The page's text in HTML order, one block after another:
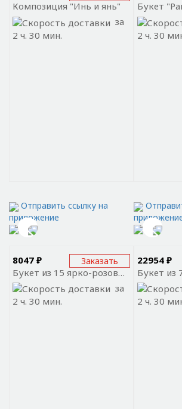
Композиция "Инь и янь"
за
2 ч. 30 мин.
Отправить ссылку на
приложение
Букет
2 ч. 30
Заказать
8047 ₽
Букет из 15 ярко-розовых роз Премиум Эквадор
за
2 ч. 30 мин.
22954 ₽
2 ч. 30